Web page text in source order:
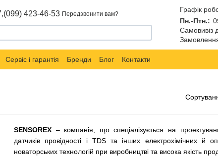
(099) 423-46-53 Передзвонити вам?
Графік
Пн.-Птн.:
Самовивіз
Сервіс і гарантія Бренди Блог Контакти
SENSOREX – компанія, що спеціалізується на
датчиків провідності і TDS та інших електрохімічних й
новаторських технологій при виробництві та висока якість